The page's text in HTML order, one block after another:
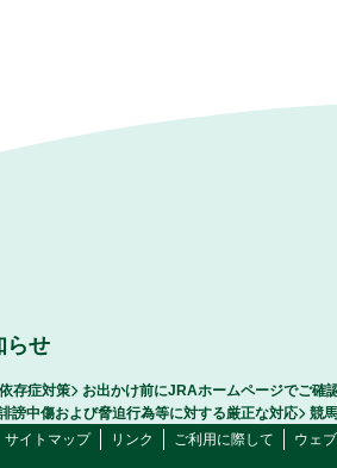
らせ
存症対策 お出かけ前にJRAホームページでご確
謗中傷および脅迫行為等に対する厳正な対応
競
サイトマップ リンク ご利用に際して ウェ